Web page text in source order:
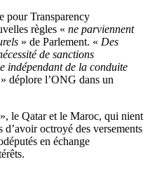
pour Transparency
règles « ne parviennent
» de Parlement. « Des
de sanctions
indépendant de la conduite
» déplore l’ONG dans un
», le Qatar et le Maroc, qui nient
octroyé des versements
en échange